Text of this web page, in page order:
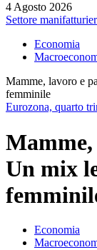
4 Agosto 2026
Settore
Economia
Mamme, lavoro e
femminile
Eurozona, quarto
Un mix
Economia